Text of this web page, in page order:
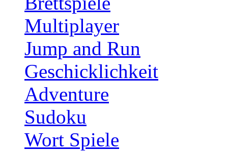
Multiplayer
Jump and Run
Geschicklichkeit
Adventure
Sudoku
Wort Spiele